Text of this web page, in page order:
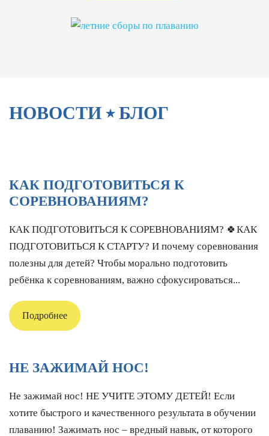
НОВОСТИ ⭑ БЛОГ
КАК ПОДГОТОВИТЬСЯ К
СОРЕВНОВАНИЯМ?
КАК ПОДГОТОВИТЬСЯ К СОРЕВНОВАНИЯМ? 🍀КАК
ПОДГОТОВИТЬСЯ К СТАРТУ? И почему соревнования
полезны для детей? Чтобы морально подготовить
ребёнка к соревнованиям, важно сфокусироваться...
Подробнее
НЕ ЗАЖИМАЙ НОС!
Не зажимай нос! НЕ УЧИТЕ ЭТОМУ ДЕТЕЙ! Если
хотите быстрого и качественного результата в обучении
плаванию! Зажимать нос – вредный навык, от которого